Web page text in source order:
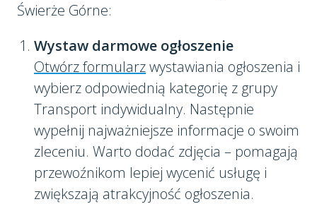
Świerże Górne:
Wystaw darmowe ogłoszenie
Otwórz formularzwystawiania ogłoszenia i
wybierz odpowiednią kategorię z grupy
Transport indywidualny. Następnie
wypełnij najważniejsze informacje o swoim
zleceniu. Warto dodać zdjęcia – pomagają
przewoźnikom lepiej wycenić usługę i
zwiększają atrakcyjność ogłoszenia.